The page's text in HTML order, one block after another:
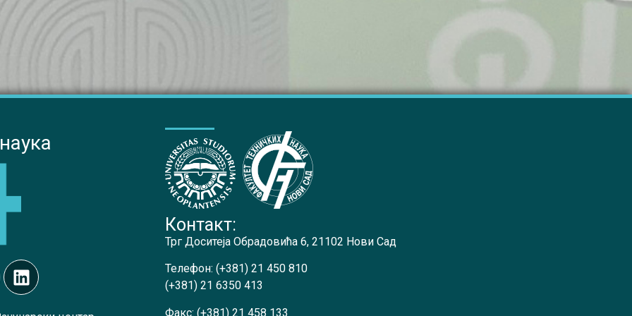
Контакт:
Трг Доситеја Обрадовића 6, 21102 Нови Сад
Телефон: (+381) 21 450 810
(+381) 21 6350 413
Факс: (+381) 21 458 133